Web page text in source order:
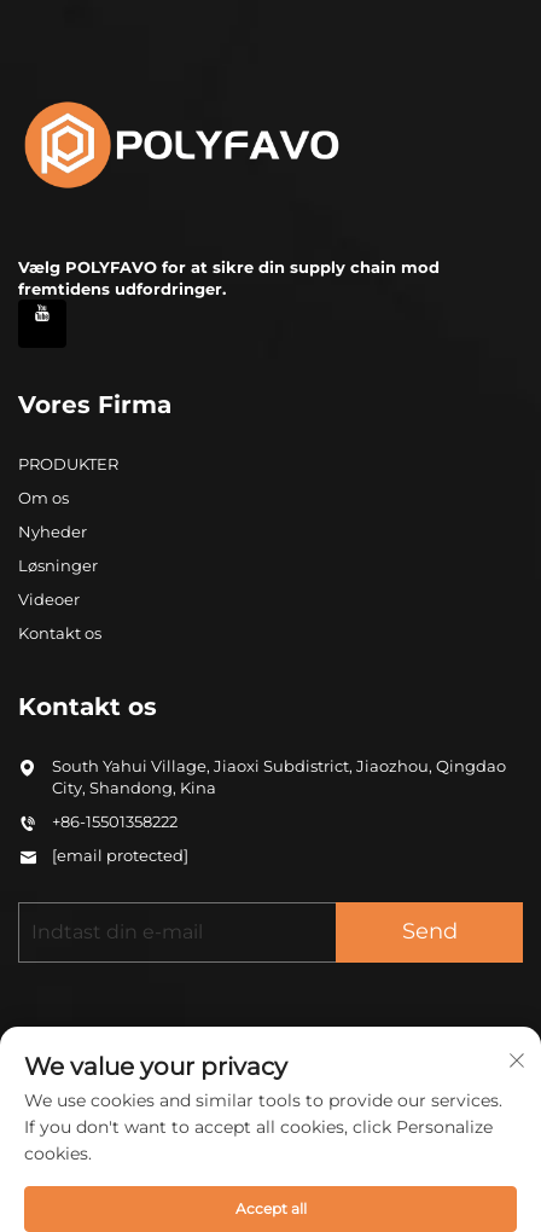
Vælg POLYFAVO for at sikre din supply chain mod
fremtidens udfordringer.
Vores Firma
PRODUKTER
Om os
Nyheder
Løsninger
Videoer
Kontakt os
Kontakt os
South Yahui Village, Jiaoxi Subdistrict, Jiaozhou, Qingdao
City, Shandong, Kina
+86-15501358222
[email protected]
Send
Copyright © 2025 Kina ZHONGCHENG (QINGDAO)
NEW MATERIAL CO LTD. Alle rettigheder
We value your privacy
We use cookies and similar tools to provide our services.
If you don't want to accept all cookies, click Personalize
cookies.
Accept all